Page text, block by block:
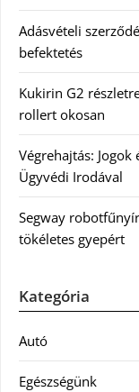
Adásvételi
befektetés
Kukirin G2
rollert okosan
Végrehajtás:
Ügyvédi Irodával
Segway
tökéletes gyepért
Kategória
Autó
Egészségünk